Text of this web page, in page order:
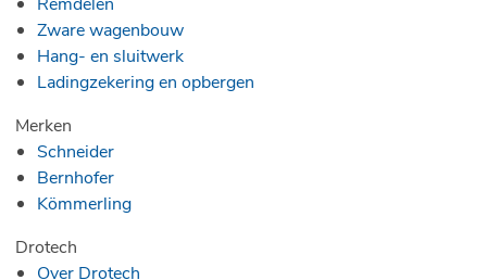
Zware wagenbouw
Hang- en sluitwerk
Ladingzekering en opbergen
Merken
Schneider
Bernhofer
Kömmerling
Drotech
Over Drotech